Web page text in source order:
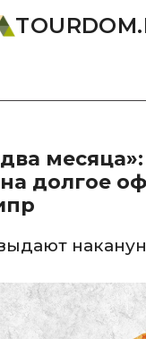
долгое